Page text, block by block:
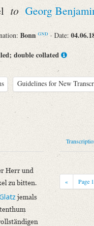
to Georg
Bonn GND · Date:
double collated
Guidelines for New
Empfangsort erschlossen.
Herr und
zu bitten.
jemals
« Page 1